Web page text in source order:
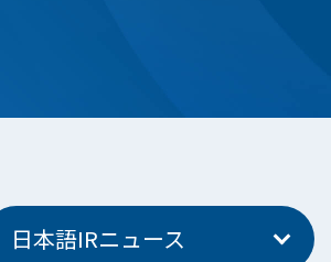
日本語IRニュース